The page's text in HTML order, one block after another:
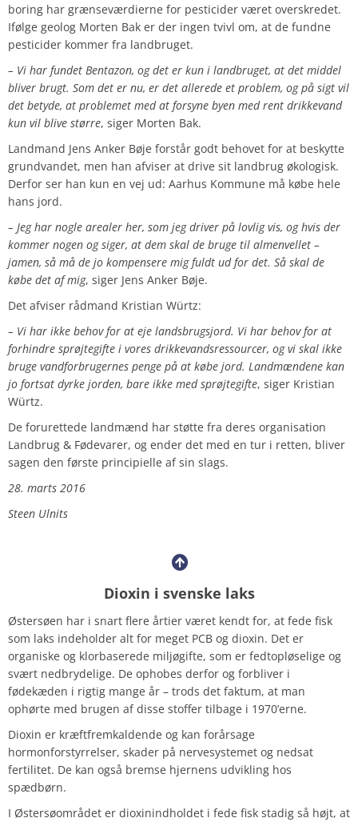
boring har grænseværdierne for pesticider været overskredet.
Ifølge geolog Morten Bak er der ingen tvivl om, at de fundne
pesticider kommer fra landbruget.
– Vi har fundet Bentazon, og det er kun i landbruget, at det middel
bliver brugt. Som det er nu, er det allerede et problem, og på sigt vil
det betyde, at problemet med at forsyne byen med rent drikkevand
kun vil blive større, siger Morten Bak.
Landmand Jens Anker Bøje forstår godt behovet for at beskytte
grundvandet, men han afviser at drive sit landbrug økologisk.
Derfor ser han kun en vej ud: Aarhus Kommune må købe hele
hans jord.
– Jeg har nogle arealer her, som jeg driver på lovlig vis, og hvis der
kommer nogen og siger, at dem skal de bruge til almenvellet –
jamen, så må de jo kompensere mig fuldt ud for det. Så skal de
købe det af mig, siger Jens Anker Bøje.
Det afviser rådmand Kristian Würtz:
– Vi har ikke behov for at eje landsbrugsjord. Vi har behov for at
forhindre sprøjtegifte i vores drikkevandsressourcer, og vi skal ikke
bruge vandforbrugernes penge på at købe jord. Landmændene kan
jo fortsat dyrke jorden, bare ikke med sprøjtegifte, siger Kristian
Würtz.
De forurettede landmænd har støtte fra deres organisation
Landbrug & Fødevarer, og ender det med en tur i retten, bliver
sagen den første principielle af sin slags.
28. marts 2016
Steen Ulnits
Dioxin i svenske laks
Østersøen har i snart flere årtier været kendt for, at fede fisk
som laks indeholder alt for meget PCB og dioxin. Det er
organiske og klorbaserede miljøgifte, som er fedtopløselige og
svært nedbrydelige. De ophobes derfor og forbliver i
fødekæden i rigtig mange år – trods det faktum, at man
ophørte med brugen af disse stoffer tilbage i 1970’erne.
Dioxin er kræftfremkaldende og kan forårsage
hormonforstyrrelser, skader på nervesystemet og nedsat
fertilitet. De kan også bremse hjernens udvikling hos
spædbørn.
I Østersøområdet er dioxinindholdet i fede fisk stadig så højt, at